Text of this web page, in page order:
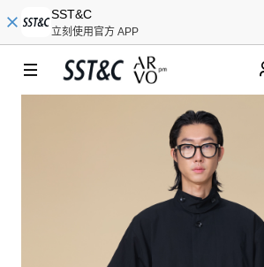
SST&C
立刻使用官方 APP